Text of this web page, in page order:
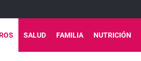
SALUD FAMILIA NUTRICIÓN